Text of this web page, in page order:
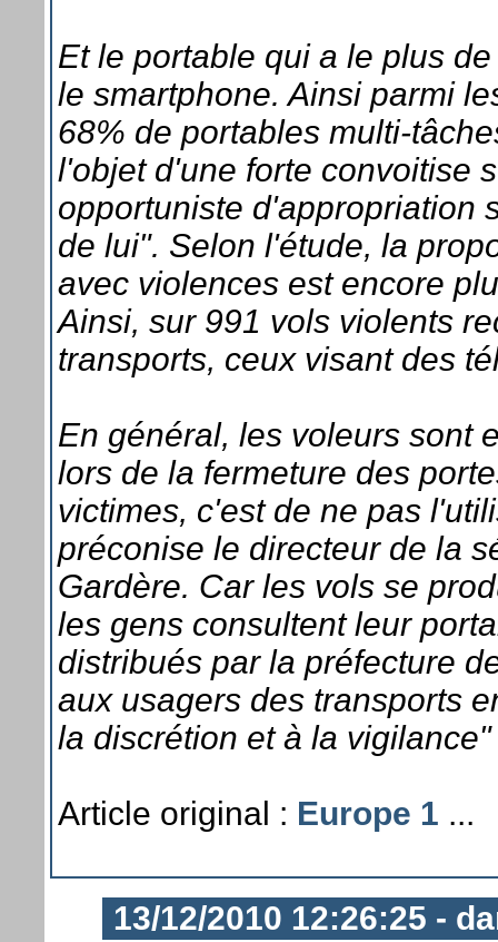
Et le portable qui a le plus
le smartphone. Ainsi parmi
68% de portables multi-
l'objet d'une forte convoitise
opportuniste d'appropriation
de lui". Selon l'étude, la
avec violences est encore
Ainsi, sur 991 vols violents
transports, ceux visant des
En général, les voleurs sont
lors de la fermeture des
victimes, c'est de ne pas
préconise le directeur de la
Gardère. Car les vols se
les gens consultent leur
distribués par la préfecture
aux usagers des transports
la discrétion et à la
Article original : Europe 1 ...
13/12/2010 12:26:25 -